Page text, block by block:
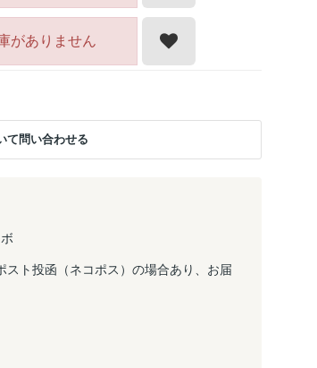
スト投函（ネコポス）の場合あり、お届
がありません
て問い合わせる